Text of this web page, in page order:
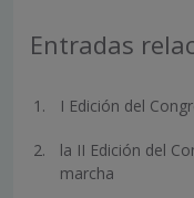
Entradas
I Edición del
la II Edición del
marcha